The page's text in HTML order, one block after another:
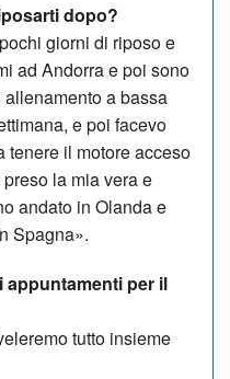
dopo?
giorni di riposo e
ad Andorra e poi sono
a bassa
e poi facevo
tenere il motore acceso
la mia vera e
andato in Olanda e
Spagna».
per il
tutto insieme